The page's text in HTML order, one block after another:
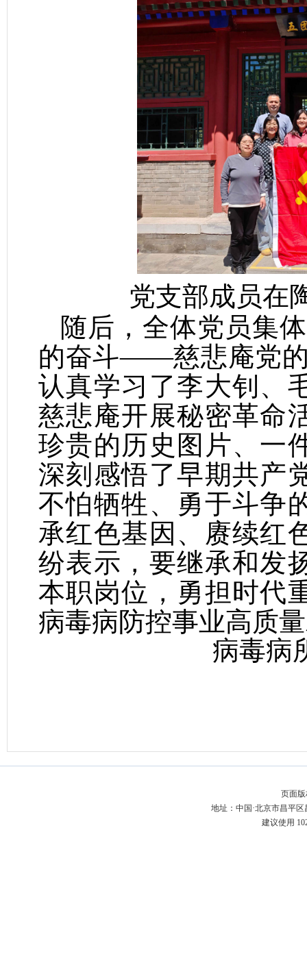
党支部成员在
随后，全体党员集
的奋斗——慈悲庵党的
认真学习了李大钊、
慈悲庵开展秘密革命
珍贵的历史图片、一
深刻感悟了早期共产
不怕牺牲、勇于斗争
承红色基因、赓续红
纷表示，要继承和发
本职岗位，勇担时代
病毒病防控事业高质
病毒病
页面
地址：中国·北京市昌平
建议使用